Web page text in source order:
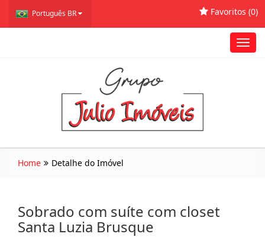
Português BR Favoritos (0)
Home Detalhe do Imóvel
Sobrado com suíte com closet
Santa Luzia Brusque